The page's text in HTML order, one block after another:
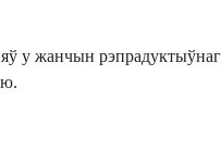
у жанчын